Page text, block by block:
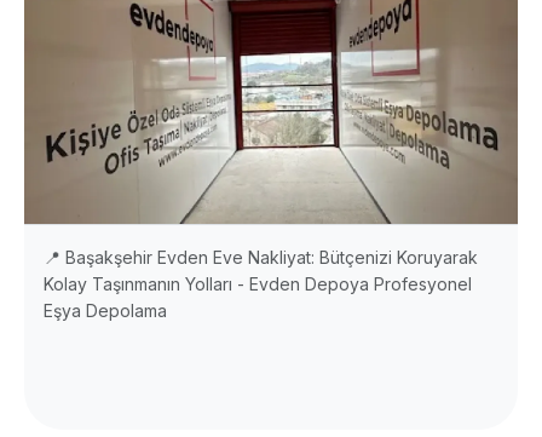
📍 Başakşehir Evden Eve Nakliyat: Bütçenizi Koruyarak
Kolay Taşınmanın Yolları - Evden Depoya Profesyonel
Eşya Depolama